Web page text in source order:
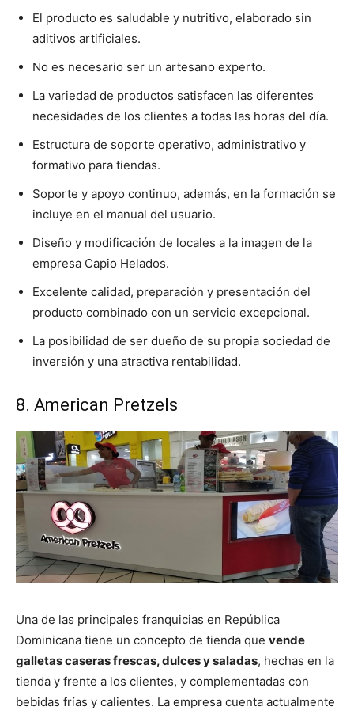
El producto es saludable y nutritivo, elaborado sin
aditivos artificiales.
No es necesario ser un artesano experto.
La variedad de productos satisfacen las diferentes
necesidades de los clientes a todas las horas del día.
Estructura de soporte operativo, administrativo y
formativo para tiendas.
Soporte y apoyo continuo, además, en la formación se
incluye en el manual del usuario.
Diseño y modificación de locales a la imagen de la
empresa Capio Helados.
Excelente calidad, preparación y presentación del
producto combinado con un servicio excepcional.
La posibilidad de ser dueño de su propia sociedad de
inversión y una atractiva rentabilidad.
8. American Pretzels
Una de las principales franquicias en República
Dominicana tiene un concepto de tienda que vende
galletas caseras frescas, dulces y saladas, hechas en la
tienda y frente a los clientes, y complementadas con
bebidas frías y calientes. La empresa cuenta actualmente